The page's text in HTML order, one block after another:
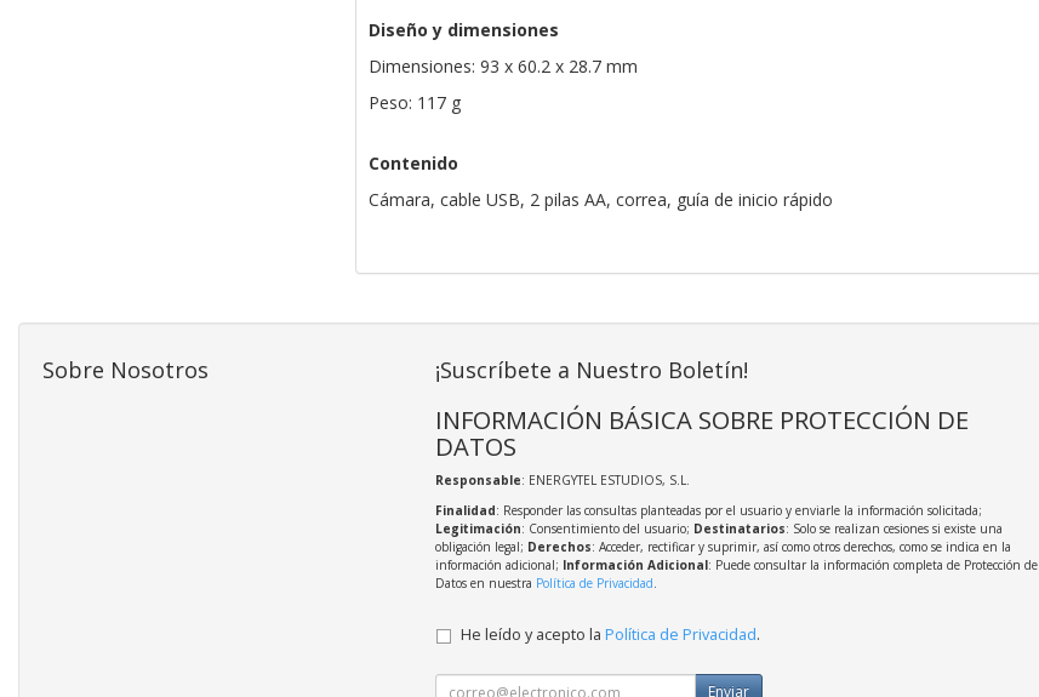
Diseño y dimensiones
Dimensiones: 93 x 60.2 x 28.7 mm
Peso: 117 g
Contenido
Cámara, cable USB, 2 pilas AA, correa, guía de inicio rápido
Sobre Nosotros ¡Suscríbete a Nuestro Boletín!
INFORMACIÓN BÁSICA SOBRE PROTECCIÓN DE
DATOS
Responsable: ENERGYTEL ESTUDIOS, S.L.
Finalidad: Responder las consultas planteadas por el usuario y enviarle la información solicitada;
Legitimación: Consentimiento del usuario; Destinatarios: Solo se realizan cesiones si existe una
obligación legal; Derechos: Acceder, rectificar y suprimir, así como otros derechos, como se indica en la
información adicional; Información Adicional: Puede consultar la información completa de Protección de
Datos en nuestra Política de Privacidad.
He leído y acepto la Política de Privacidad.
Enviar